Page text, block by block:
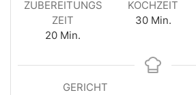
ZUBEREITUNGS
ZEIT
20 Min.
KOCHZEIT
30 Min.
GERICHT